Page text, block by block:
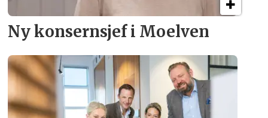
Ny konsern­sjef i Moelven